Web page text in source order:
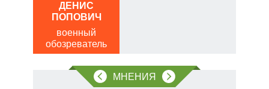
ДЕНИС
ПОПОВИЧ
военный
обозреватель
МНЕНИЯ